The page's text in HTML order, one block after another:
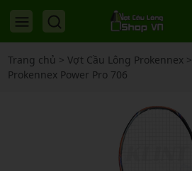
Trang chủ > Vợt Cầu Lông Prokennex>
Prokennex Power Pro 706